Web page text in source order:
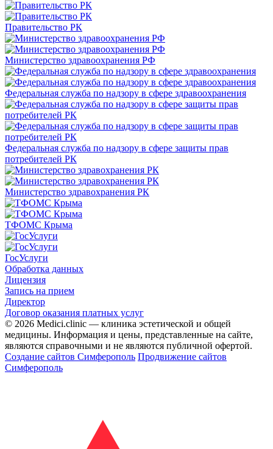
Правительство РК
Министерство здравоохранения РФ
Федеральная служба по надзору в сфере здравоохранения
Федеральная служба по надзору в сфере защиты прав
потребителей РК
Министерство здравохранения РК
ТФОМС Крыма
ГосУслуги
Обработка данных
Лицензия
Запись на прием
Директор
Договор оказания платных услуг
© 2026 Medici.clinic — клиника эстетической и общей
медицины. Информация и цены, представленные на сайте,
являются справочными и не являются публичной офертой.
Создание сайтов Симферополь Продвижение сайтов
Симферополь